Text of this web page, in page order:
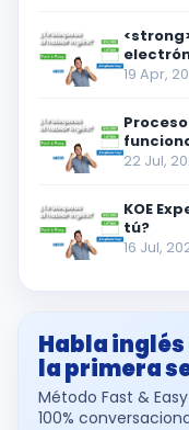
19 Apr,
22 Jul,
KOE
tú?
16 Jul,
Habla
la primera
Método Fast & Easy
100%